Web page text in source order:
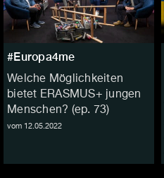
#Europa4me
Welche Möglichkeiten
bietet ERASMUS+ jungen
Menschen? (ep. 73)
vom 12.05.2022